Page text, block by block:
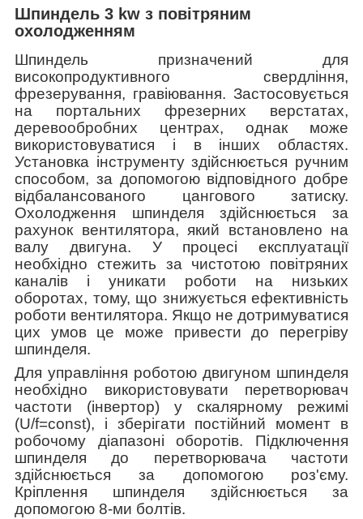
Шпиндель 3 kw з повітряним
охолодженням
Шпиндель призначений для
високопродуктивного свердління,
фрезерування, гравіювання. Застосовується
на портальних фрезерних верстатах,
деревообробних центрах, однак може
використовуватися і в інших областях.
Установка інструменту здійснюється ручним
способом, за допомогою відповідного добре
відбалансованого цангового затиску.
Охолодження шпинделя здійснюється за
рахунок вентилятора, який встановлено на
валу двигуна. У процесі експлуатації
необхідно стежить за чистотою повітряних
каналів і уникати роботи на низьких
оборотах, тому, що знижується ефективність
роботи вентилятора. Якщо не дотримуватися
цих умов це може привести до перегріву
шпинделя.
Для управління роботою двигуном шпинделя
необхідно використовувати перетворювач
частоти (інвертор) у скалярному режимі
(U/f=const), і зберігати постійний момент в
робочому діапазоні оборотів. Підключення
шпинделя до перетворювача частоти
здійснюється за допомогою роз'єму.
Кріплення шпинделя здійснюється за
допомогою 8-ми болтів.